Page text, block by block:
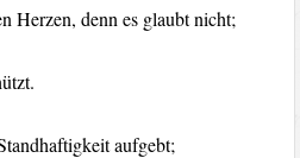
Herzen, denn es glaubt nicht;
aufgebt;